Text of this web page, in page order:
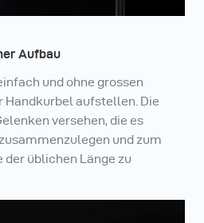
Aufbau
und ohne grossen
aufstellen. Die
versehen, die es
und zum
üblichen Länge zu